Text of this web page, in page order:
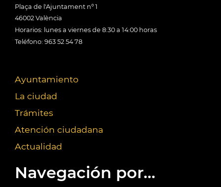
Plaça de l'Ajuntament nº 1
46002 València
Horarios: lunes a viernes de 8:30 a 14:00 horas
Teléfono: 963 52 54 78
Ayuntamiento
La ciudad
Trámites
Atención ciudadana
Actualidad
Navegación por...